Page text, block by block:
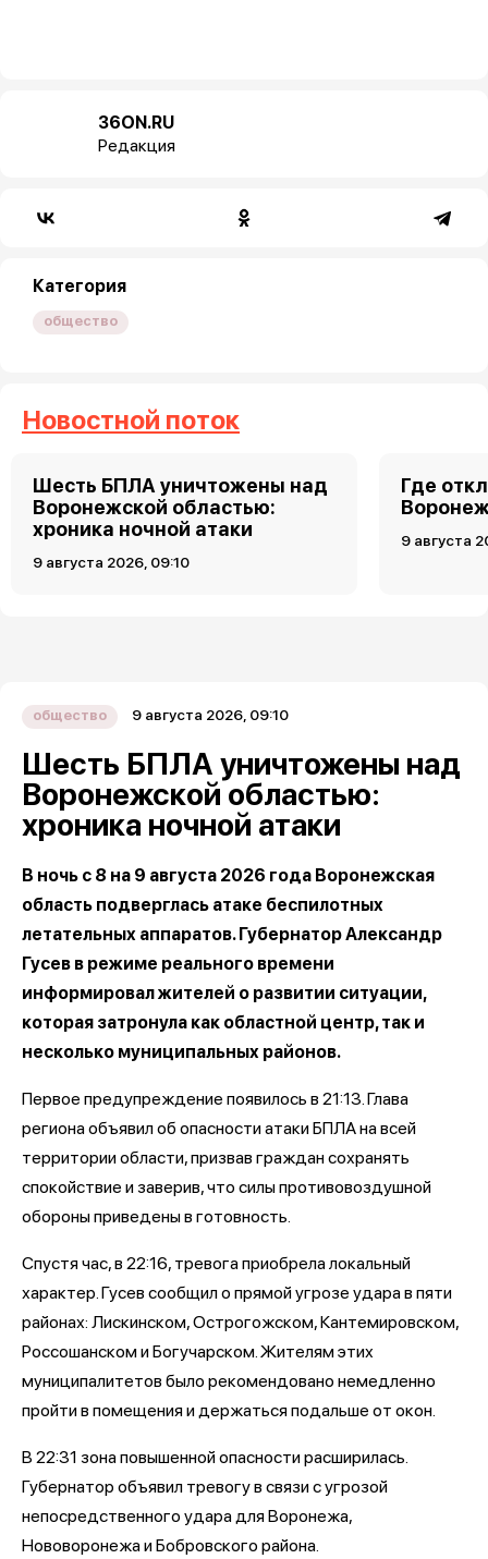
36ON.RU
Редакция
Категория
общество
Новостной поток
Шесть БПЛА уничтожены над
Воронежской областью:
хроника ночной атаки
9 августа 2026, 09:10
Где
9 августа
общество 9 августа 2026, 09:10
Шесть БПЛА уничтожены над
Воронежской областью:
хроника ночной атаки
В ночь с 8 на 9 августа 2026 года Воронежская
область подверглась атаке беспилотных
летательных аппаратов. Губернатор Александр
Гусев в режиме реального времени
информировал жителей о развитии ситуации,
которая затронула как областной центр, так и
несколько муниципальных районов.
Первое предупреждение появилось в 21:13. Глава
региона объявил об опасности атаки БПЛА на всей
территории области, призвав граждан сохранять
спокойствие и заверив, что силы противовоздушной
обороны приведены в готовность.
Спустя час, в 22:16, тревога приобрела локальный
характер. Гусев сообщил о прямой угрозе удара в пяти
районах: Лискинском, Острогожском, Кантемировском,
Россошанском и Богучарском. Жителям этих
муниципалитетов было рекомендовано немедленно
пройти в помещения и держаться подальше от окон.
В 22:31 зона повышенной опасности расширилась.
Губернатор объявил тревогу в связи с угрозой
непосредственного удара для Воронежа,
Нововоронежа и Бобровского района.